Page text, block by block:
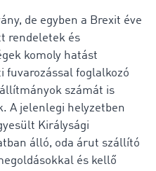
de egyben a Brexit éve
rendeletek és
komoly hatást
fuvarozással foglalkozó
számát is
A jelenlegi helyzetben
Királysági
álló, oda árut szállító
és kellő